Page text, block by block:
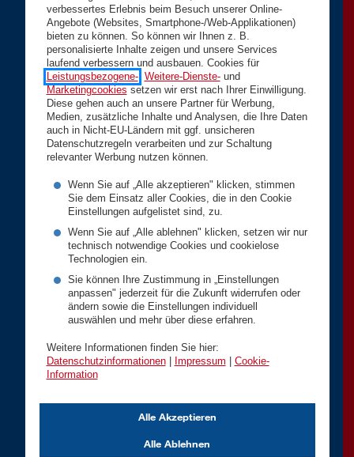
verbessertes Erlebnis beim Besuch unserer Online-
Angebote (Websites, Smartphone-/Web-Applikationen)
bieten zu können. So können wir Ihnen z. B.
personalisierte Inhalte zeigen und unsere Services
laufend verbessern und ausbauen. Cookies für
Leistungsbezogene-, Weitere-Dienste-und
Marketingcookies setzen wir erst nach Ihrer Einwilligung.
Diese gehen auch an unsere Partner für Werbung,
Medien, zusätzliche Inhalte und Analysen, die Ihre Daten
auch in Nicht-EU-Ländern mit ggf. unsicheren
Datenschutzregeln verarbeiten und zur Schaltung
relevanter Werbung nutzen können.
Wenn Sie auf „Alle akzeptieren" klicken, stimmen
Sie dem Einsatz aller Cookies, die in den Cookie
Einstellungen aufgelistet sind, zu.
Wenn Sie auf „Alle ablehnen" klicken, setzen wir nur
technisch notwendige Cookies und cookielose
Technologien ein.
Sie können Ihre Zustimmung in „Einstellungen
anpassen" jederzeit für die Zukunft widerrufen oder
ändern sowie die Einstellungen individuell
auswählen und mehr über diese erfahren.
Weitere Informationen finden Sie hier:
Datenschutzinformationen| Impressum
Cookie-
Information
Alle Ablehnen
Alle Akzeptieren